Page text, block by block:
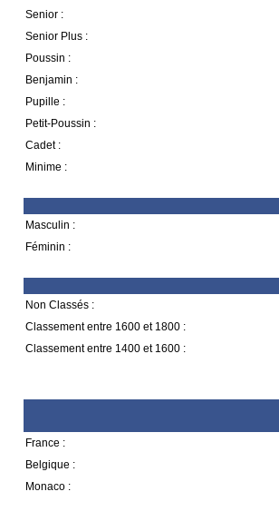
Senior :
Senior Plus :
Poussin :
Benjamin :
Pupille :
Petit-Poussin :
Cadet :
Minime :
Masculin :
Féminin :
Non Classés :
Classement entre 1600 et 1800 :
Classement entre 1400 et 1600 :
France :
Belgique :
Monaco :